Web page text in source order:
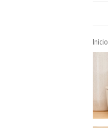
Inicio